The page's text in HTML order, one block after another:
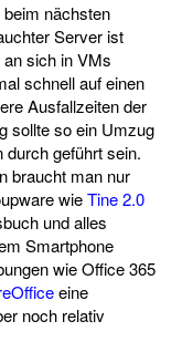
nächsten
Server ist
sich in VMs
schnell auf einen
Ausfallzeiten der
sollte so ein Umzug
durch geführt sein.
braucht man nur
wieTine 2.0
und alles
Smartphone
wie Office 365
eine
noch relativ